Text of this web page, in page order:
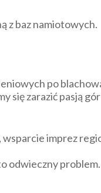
z baz namiotowych.
po
się zarazić pasją
imprez
odwieczny problem.